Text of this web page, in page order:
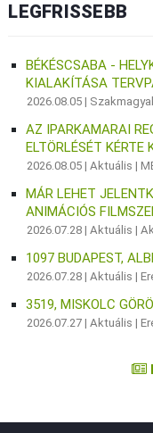
LEGFRISSEBB
BÉKÉSCSABA -
KIALAKÍTÁSA
2026.08.05 |
AZ IPARKAMARAI
ELTÖRLÉSÉT
2026.08.05 |Aktuális |
MÁR LEHET
ANIMÁCIÓS
2026.07.28 |Aktuális |
1097 BUDAPEST,
2026.07.28 |Aktuális |
3519, MISKOLC
2026.07.27 |Aktuális |